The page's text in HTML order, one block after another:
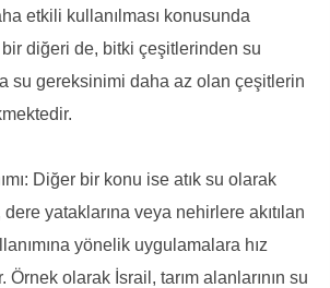
etkili kullanılması konusunda
diğeri de, bitki çeşitlerinden su
su gereksinimi daha az olan çeşitlerin
Diğer bir konu ise atık su olarak
yataklarına veya nehirlere akıtılan
yönelik uygulamalara hız
olarak İsrail, tarım alanlarının su